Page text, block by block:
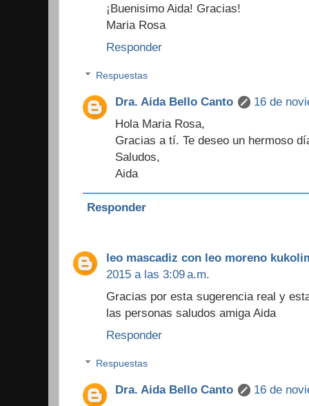
¡Buenisimo Aida! Gracias!
Maria Rosa
Responder
Respuestas
Dra. Aida Bello Canto
16 de
Hola Maria Rosa,
Gracias a tí. Te deseo un hermoso
Saludos,
Aida
Responder
leo mascadiz con leo moreno
2015 a las 3:09 a.m.
Gracias por esta sugerencia real y
las personas saludos amiga Aida
Responder
Respuestas
Dra. Aida Bello Canto
16 de